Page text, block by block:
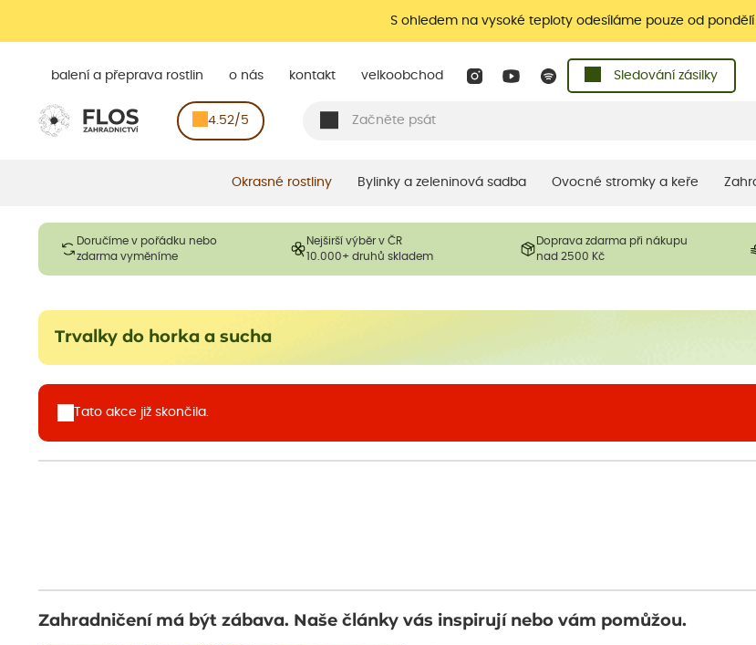
S ohledem na vysoké teploty odesíláme pouze od
balení a přeprava rostlin o nás kontakt velkoobchod Sledování zásilky
4.52/5
Okrasné rostliny Bylinky a zeleninová sadba Ovocné stromky a keře
Doručíme v pořádku nebo
zdarma vyměníme
Nejširší výběr v ČR
10.000+ druhů skladem
Doprava zdarma při nákupu
nad 2500 Kč
Trvalky do horka a sucha
Tato akce již skončila.
Zahradničení má být zábava. Naše články vás inspirují nebo vám pomůžou.